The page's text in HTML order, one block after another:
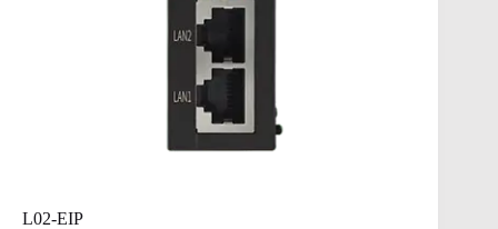
L02-EIP